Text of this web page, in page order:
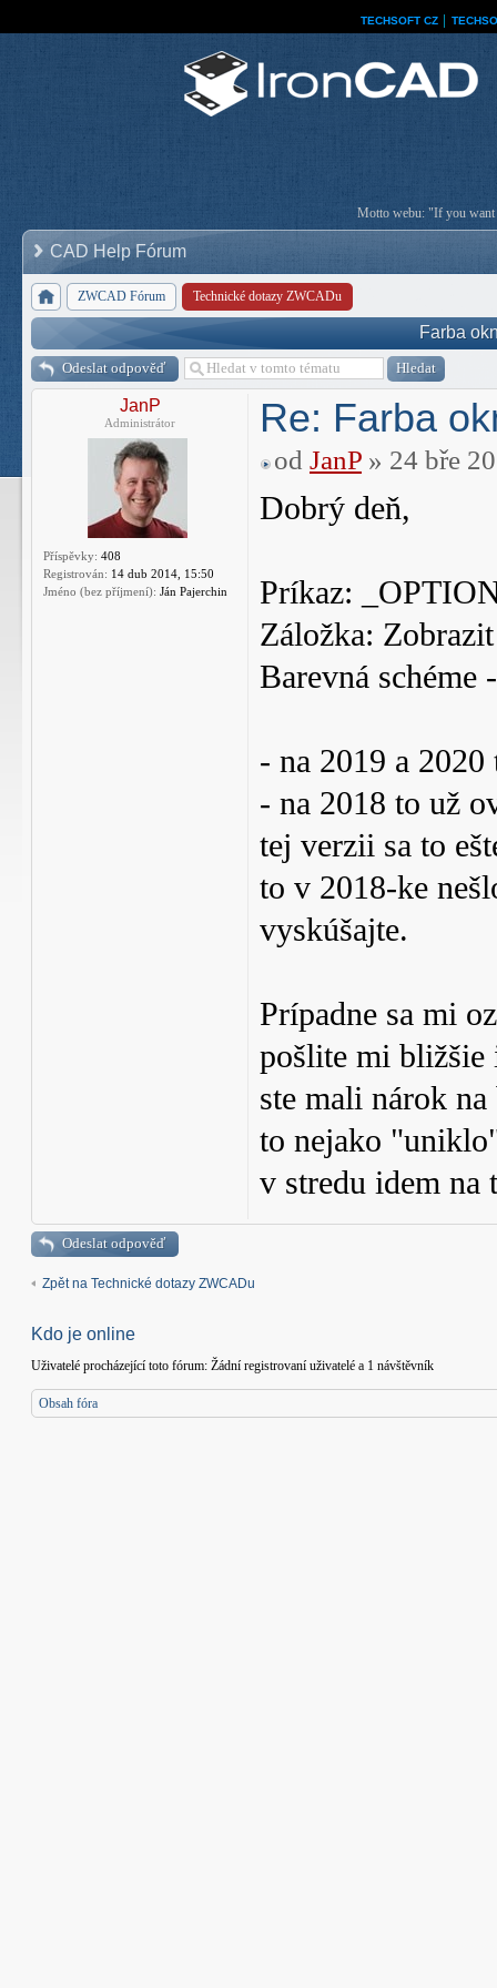
TECHSOFT CZ
Motto webu: "If you want
CAD Help Fórum
ZWCAD Fórum Technické dotazy ZWCADu
Farba
Odeslat odpověď
JanP
Administrátor
Příspěvky: 408
Registrován: 14 dub 2014, 15:50
Jméno (bez příjmení): Ján Pajerchin
Re: Farba
od JanP » 24 bře
Dobrý deň,
Príkaz:
Záložka: Zobrazit
Barevná schéme
- na 2019 a
- na 2018 to už
tej verzii sa to
to v 2018-ke
vyskúšajte.
Prípadne sa mi
pošlite mi bližšie
ste mali nárok
to nejako
v stredu idem na
Odeslat odpověď
Zpět na Technické dotazy ZWCADu
Kdo je online
Uživatelé procházející toto fórum: Žádní registrovaní uživatelé a 1 návštěvník
Obsah fóra